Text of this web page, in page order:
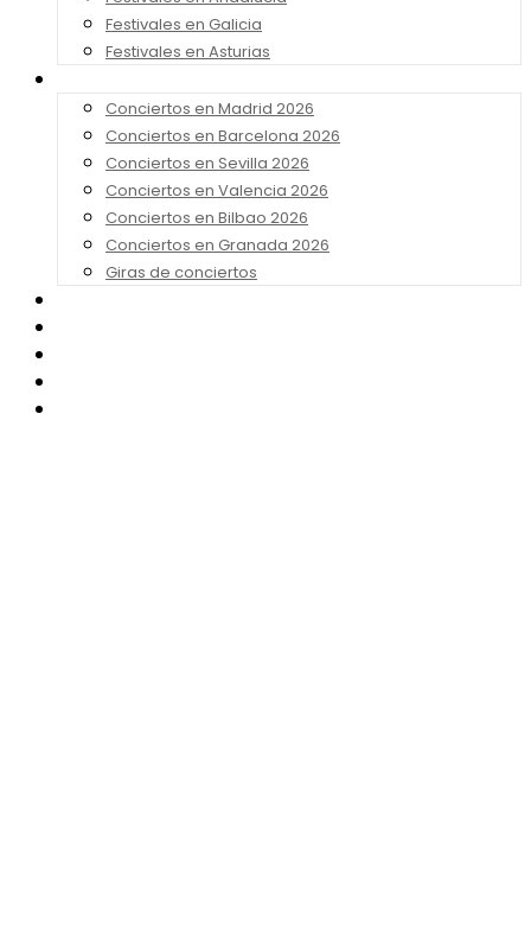
Festivales en Galicia
Festivales en Asturias
Conciertos en Madrid 2026
Conciertos en Barcelona 2026
Conciertos en Sevilla 2026
Conciertos en Valencia 2026
Conciertos en Bilbao 2026
Conciertos en Granada 2026
Giras de conciertos